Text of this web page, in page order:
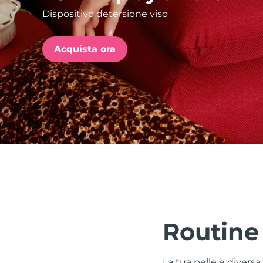
Dispositivo detersione viso
Acquista ora
issa™ Teeth Whitening Set
FAQ™ Dual LED Panel
POPOLARE